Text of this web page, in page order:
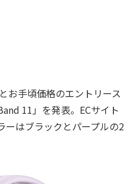
お手頃価格のエントリース
11」を発表。ECサイト
ーはブラックとパープルの2